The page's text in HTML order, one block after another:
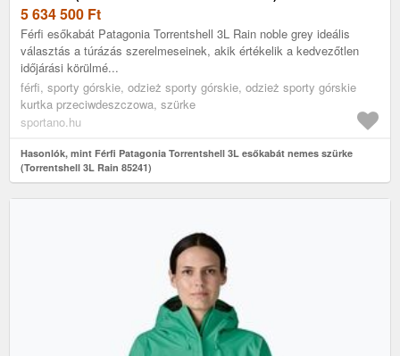
5 634 500 Ft
Férfi esőkabát Patagonia Torrentshell 3L Rain noble grey ideális
választás a túrázás szerelmeseinek, akik értékelik a kedvezőtlen
időjárási körülmé...
férfi, sporty górskie, odzież sporty górskie, odzież sporty górskie
kurtka przeciwdeszczowa, szürke
sportano.hu
Hasonlók, mint Férfi Patagonia Torrentshell 3L esőkabát nemes szürke
(Torrentshell 3L Rain 85241)